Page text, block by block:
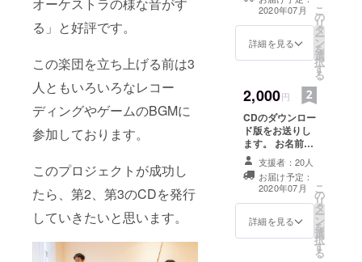
る」と好評です。
この楽団を立ち上げる前は3
人ともいろいろなレコー
ディングやゲームのBGMに
参加しております。
このプロジェクトが成功し
たら、第2、第3のCDを発行
していきたいと思います。
composing,
study and
early musical
instruments.
I usually
work for TV,
games, and
animations.
I love photos
large format
お名前をご記入
ください。
2020年07月
詳細を見る
こ
の
リ
タ
ー
ン
を
選
択
す
る
2,000円
CDのダウンロー
ド版をお送りし
ます。 お名前を
CDのブックレッ
トに記載しま
す。 ※支援時、
必ず備考欄にご
希望のお名前を
ご記入くださ
支援者：20人
お届け予定：
2020年07月
詳細を見る
こ
の
リ
タ
ー
ン
を
選
択
す
る